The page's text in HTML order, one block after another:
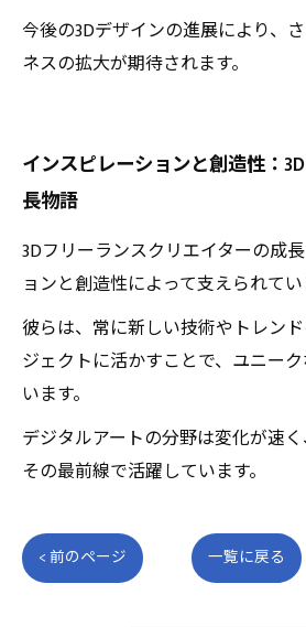
今後の3Dデザインの進展により、
ネスの拡大が期待されます。
インスピレーションと創造性：
長物語
3Dフリーランスクリエイターの成
ョンと創造性によって支えられてい
彼らは、常に新しい技術やトレン
ジェクトに活かすことで、ユニー
います。
デジタルアートの分野は変化が速
その最前線で活躍しています。
< 前のページ 一覧に戻る